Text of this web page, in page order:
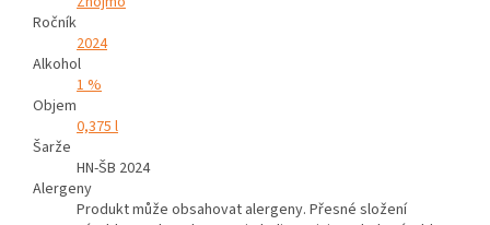
Ročník
2024
Alkohol
1 %
Objem
0,375 l
Šarže
HN-ŠB 2024
Alergeny
Produkt může obsahovat alergeny. Přesné složení